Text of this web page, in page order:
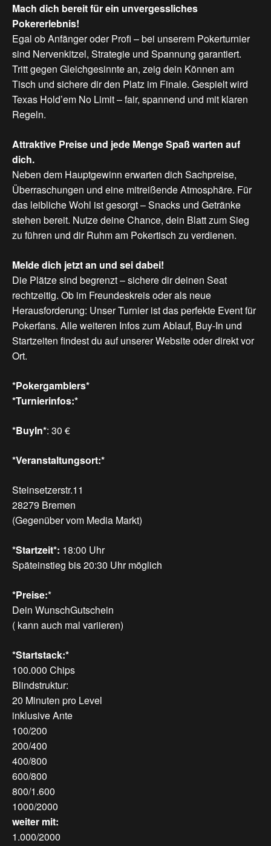
Mach dich bereitfürein unvergessliches
Pokererlebnis!
Egal ob Anfänger oder Profi – bei unserem Pokerturnier
sind Nervenkitzel, Strategie und Spannung garantiert.
Tritt gegen Gleichgesinnte an, zeig dein Können am
Tisch und sichere dir den Platz im Finale. Gespielt wird
Texas Hold’em No Limit – fair, spannend und mit klaren
Regeln.
Attraktive Preise und jede MengeSpaßwarten auf
dich.
Neben dem Hauptgewinn erwarten dich Sachpreise,
Überraschungen und eine mitreißende Atmosphäre. Für
das leibliche Wohl ist gesorgt – Snacks und Getränke
stehen bereit. Nutze deine Chance, dein Blatt zum Sieg
zu führen und dir Ruhm am Pokertisch zu verdienen.
Meldedich jetztan und seidabei!
Die Plätze sind begrenzt – sichere dir deinen Seat
rechtzeitig. Ob im Freundeskreis oder als neue
Herausforderung: Unser Turnier ist das perfekte Event für
Pokerfans. Alle weiteren Infos zum Ablauf, Buy-In und
Startzeiten findest du auf unserer Website oder direkt vor
Ort.
*Pokergamblers*
*Turnierinfos:*
*BuyIn*: 30 €
*Veranstaltungsort:*
Steinsetzerstr.11
28279 Bremen
(Gegenüber vom Media Markt)
*Startzeit*: 18:00 Uhr
Späteinstieg bis 20:30 Uhr möglich
*Preise:*
Dein WunschGutschein
( kann auch mal variieren)
*Startstack:*
100.000 Chips
Blindstruktur:
20 Minuten pro Level
inklusive Ante
100/200
200/400
400/800
600/800
800/1.600
1000/2000
weiter mit:
1.000/2000